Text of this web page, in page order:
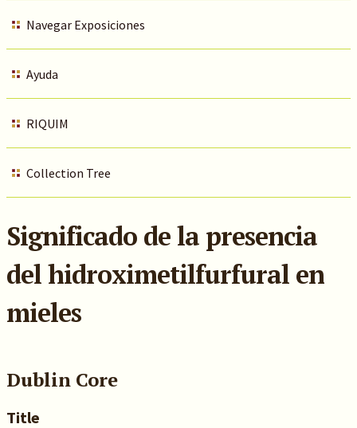
Navegar Exposiciones
Ayuda
RIQUIM
Collection Tree
Significado de la presencia
del hidroximetilfurfural en
mieles
Dublin Core
Title